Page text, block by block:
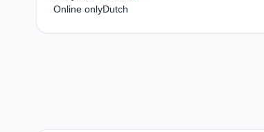
Online onlyDutch